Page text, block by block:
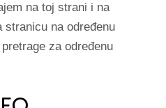
na toj strani i na
na određenu
za određenu